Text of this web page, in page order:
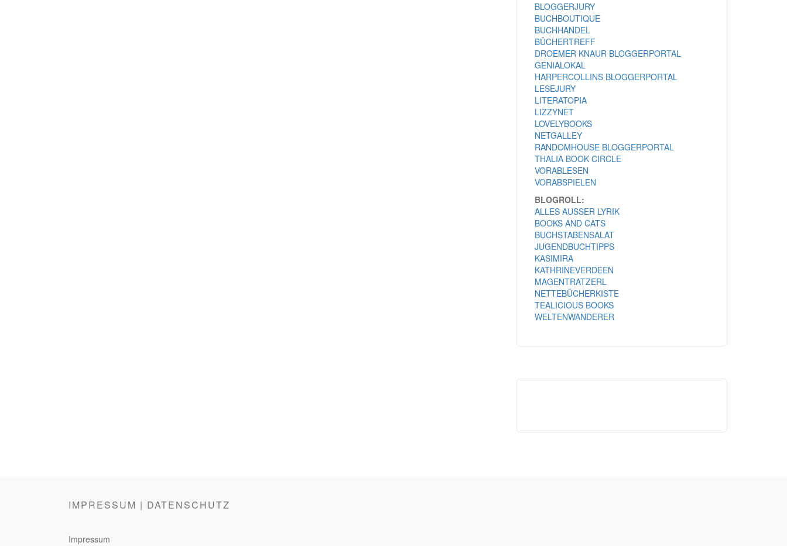
BLOGGERJURY
BUCHBOUTIQUE
BUCHHANDEL
BÜCHERTREFF
DROEMER KNAUR BLOGGERPORTAL
GENIALOKAL
HARPERCOLLINS BLOGGERPORTAL
LESEJURY
LITERATOPIA
LIZZYNET
LOVELYBOOKS
NETGALLEY
RANDOMHOUSE BLOGGERPORTAL
THALIA BOOK CIRCLE
VORABLESEN
VORABSPIELEN
BLOGROLL:
ALLES AUSSER LYRIK
BOOKS AND CATS
BUCHSTABENSALAT
JUGENDBUCHTIPPS
KASIMIRA
KATHRINEVERDEEN
MAGENTRATZERL
NETTEBÜCHERKISTE
TEALICIOUS BOOKS
WELTENWANDERER
IMPRESSUM | DATENSCHUTZ
Impressum